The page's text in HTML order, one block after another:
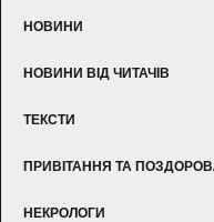
НОВИНИ
НОВИНИ ВІД ЧИТАЧІВ
ТЕКСТИ
ПРИВІТАННЯ ТА
НЕКРОЛОГИ